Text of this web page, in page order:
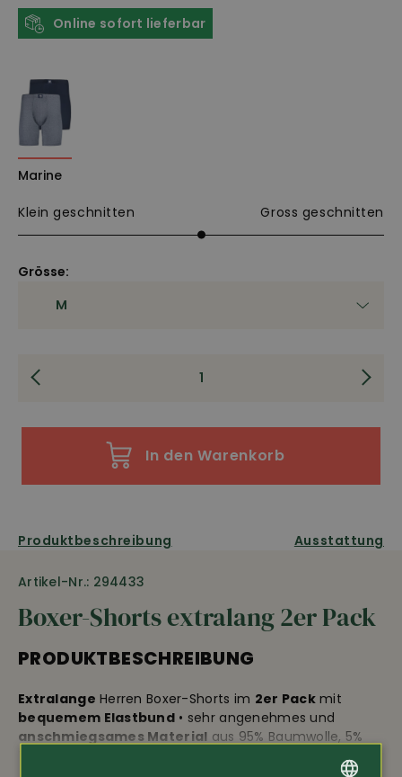
Online sofort lieferbar
Marine
Klein geschnitten Gross geschnitten
Grösse:
In den Warenkorb
Produktbeschreibung Ausstattung
Artikel-Nr.: 294433
Boxer-Shorts extralang 2er Pack
PRODUKTBESCHREIBUNG
Extralange Herren Boxer-Shorts im 2er Packmit
bequemem Elastbund • sehr angenehmes und
anschmiegsames Material aus 95% Baumwolle, 5%
Elastan • 60° C Wäsche • Farbe 1x marine, 1x marine-